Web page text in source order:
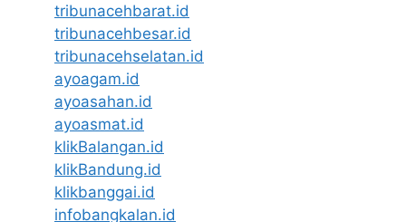
tribunacehbarat.id
tribunacehbesar.id
tribunacehselatan.id
ayoagam.id
ayoasahan.id
ayoasmat.id
klikBalangan.id
klikBandung.id
klikbanggai.id
infobangkalan.id